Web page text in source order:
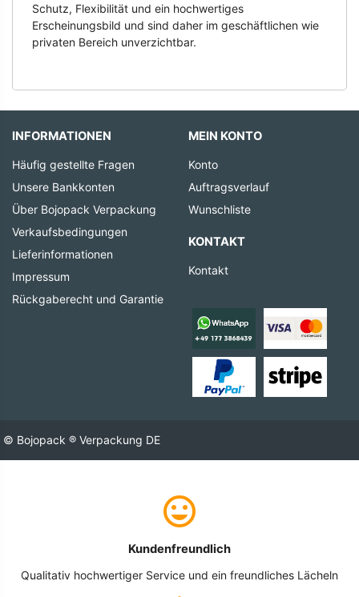
Schutz, Flexibilität und ein hochwertiges
Erscheinungsbild und sind daher im geschäftlichen wie
privaten Bereich unverzichtbar.
INFORMATIONEN
Häufig gestellte Fragen
Unsere Bankkonten
Über Bojopack Verpackung
Verkaufsbedingungen
Lieferinformationen
Impressum
Rückgaberecht und Garantie
MEIN KONTO
Konto
Auftragsverlauf
Wunschliste
KONTAKT
Kontakt
© Bojopack ® Verpackung DE
Kundenfreundlich
Qualitativ hochwertiger Service und ein freundliches Lächeln